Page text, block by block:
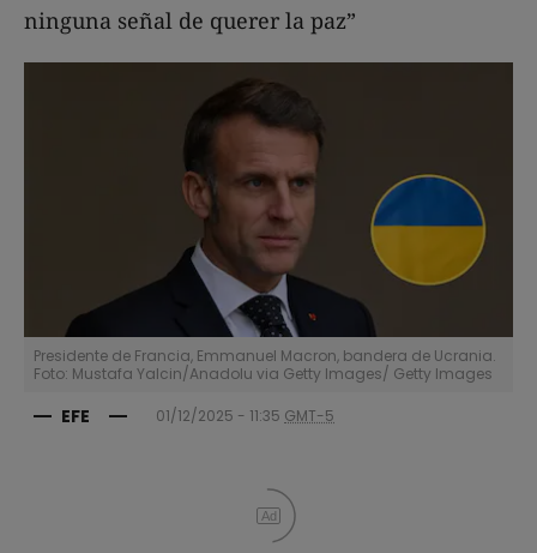
ninguna señal de querer la paz”
Presidente de Francia, Emmanuel Macron, bandera de Ucrania.
Foto: Mustafa Yalcin/Anadolu via Getty Images/ Getty Images
EFE 01/12/2025 - 11:35 GMT-5
Ad